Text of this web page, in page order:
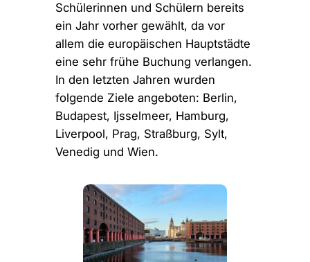
Schülerinnen und Schülern bereits
ein Jahr vorher gewählt, da vor
allem die europäischen Hauptstädte
eine sehr frühe Buchung verlangen.
In den letzten Jahren wurden
folgende Ziele angeboten: Berlin,
Budapest, Ijsselmeer, Hamburg,
Liverpool, Prag, Straßburg, Sylt,
Venedig und Wien.